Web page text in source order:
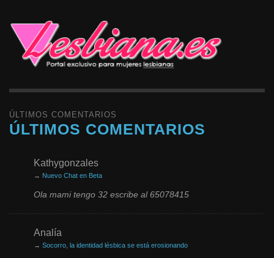
ÚLTIMOS COMENTARIOS
ÚLTIMOS COMENTARIOS
Kathygonzales
→ Nuevo Chat en Beta
Ola mami tengo 32 escribe al 65078415
Analía
→ Socorro, la identidad lésbica se está erosionando